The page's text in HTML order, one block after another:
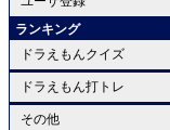
ランキング
ドラえもんクイズ
ドラえもん打トレ
その他